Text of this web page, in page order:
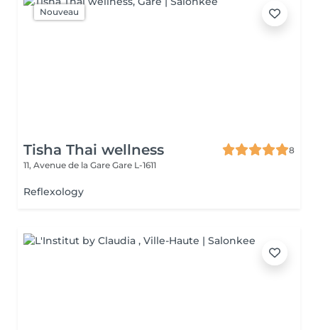
Nouveau
Tisha Thai wellness
8
11, Avenue de la Gare Gare L-1611
Reflexology